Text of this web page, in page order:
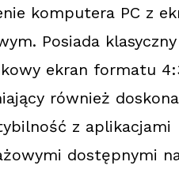
komputera PC z
Posiada klasyczny
ekran formatu
również
z aplikacjami
dostępnymi